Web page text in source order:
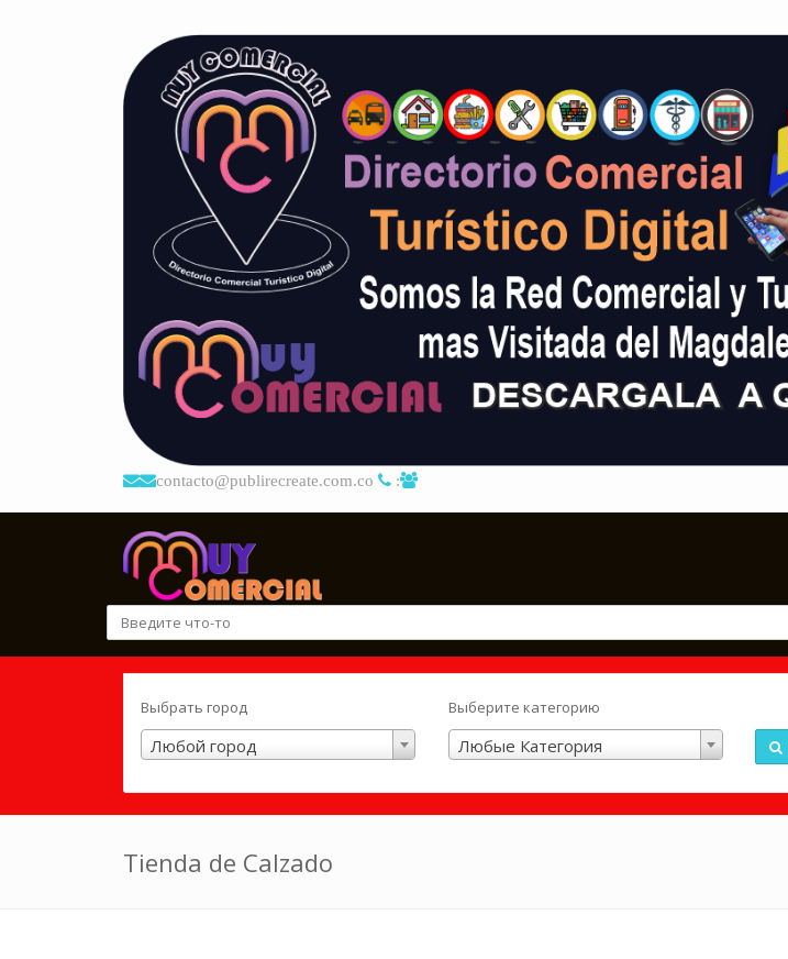
contacto@publirecreate.com.co :
Выбрать город
Любой город
Выберите категорию
Любые Категория
Tienda de Calzado